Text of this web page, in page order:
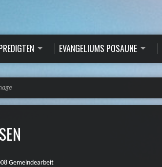
EVANGELIUMS POSAUNE
Gemeindearbeit